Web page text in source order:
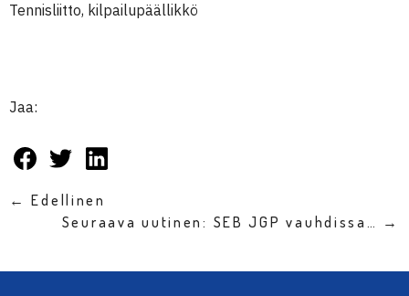
Tennisliitto, kilpailupäällikkö
Jaa:
← Edellinen
Seuraava uutinen: SEB JGP vauhdissa… →